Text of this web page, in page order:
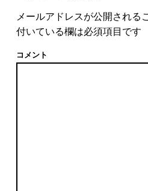
メールアドレスが公開される
付いている欄は必須項目です
コメント